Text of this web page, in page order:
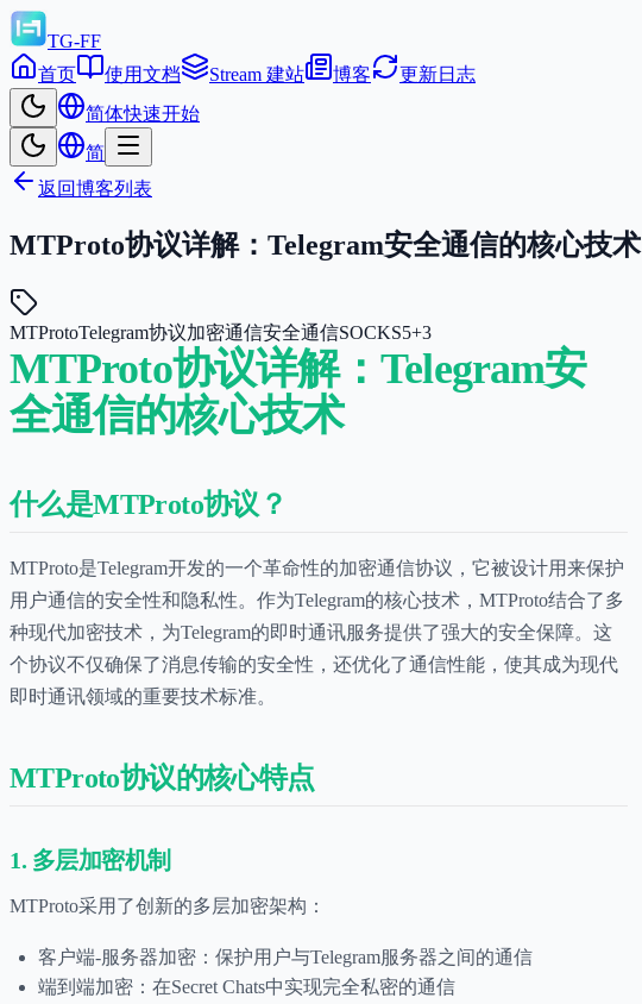
TG-FF
首页
使用文档 Stream 建站 博客
更新日志
简体快速开始
简
返回博客列表
MTProto协议详解：Telegram安全通信的核心技术
MTProtoTelegram协议加密通信安全通信SOCKS5+3
MTProto协议详解：Telegram安
全通信的核心技术
什么是MTProto协议？
MTProto是Telegram开发的一个革命性的加密通信协议，它被设计用来保护
用户通信的安全性和隐私性。作为Telegram的核心技术，MTProto结合了多
种现代加密技术，为Telegram的即时通讯服务提供了强大的安全保障。这
个协议不仅确保了消息传输的安全性，还优化了通信性能，使其成为现代
即时通讯领域的重要技术标准。
MTProto协议的核心特点
1. 多层加密机制
MTProto采用了创新的多层加密架构：
客户端-服务器加密：保护用户与Telegram服务器之间的通信
端到端加密：在Secret Chats中实现完全私密的通信